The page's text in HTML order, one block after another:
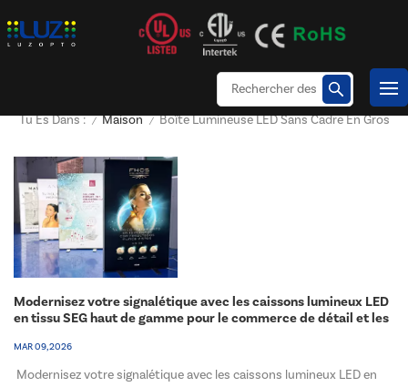
Tu Es Dans : / Maison / Boîte Lumineuse LED Sans Cadre En Gros
Modernisez votre signalétique avec les caissons lumineux LED
en tissu SEG haut de gamme pour le commerce de détail et les
MAR 09, 2026
Modernisez votre signalétique avec les caissons lumineux LED en